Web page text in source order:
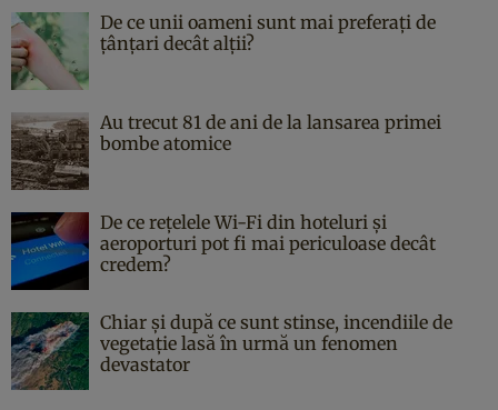
De ce unii oameni sunt mai preferați de
țânțari decât alții?
Au trecut 81 de ani de la lansarea primei
bombe atomice
De ce rețelele Wi-Fi din hoteluri și
aeroporturi pot fi mai periculoase decât
credem?
Chiar și după ce sunt stinse, incendiile de
vegetație lasă în urmă un fenomen
devastator